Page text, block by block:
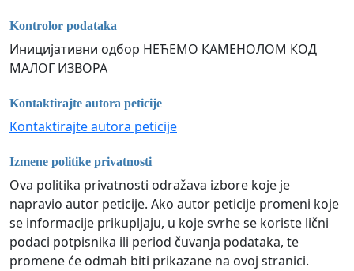
Kontrolor podataka
Иницијативни одбор НЕЋЕМО КАМЕНОЛОМ КОД
МАЛОГ ИЗВОРА
Kontaktirajte autora peticije
Kontaktirajte autora peticije
Izmene politike privatnosti
Ova politika privatnosti odražava izbore koje je
napravio autor peticije. Ako autor peticije promeni koje
se informacije prikupljaju, u koje svrhe se koriste lični
podaci potpisnika ili period čuvanja podataka, te
promene će odmah biti prikazane na ovoj stranici.